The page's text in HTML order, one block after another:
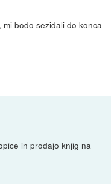
bodo sezidali do konca
in prodajo knjig na